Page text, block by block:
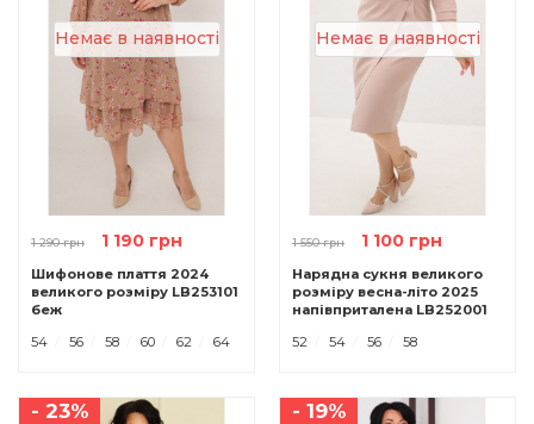
Немає в наявності
1 290 грн 1 190 грн
Шифонове плаття 2024
великого розміру LB253101
беж
54
56 58 60 62 64
Немає в наявності
1 550 грн 1 100 грн
Нарядна сукня великого
розміру весна-літо 2025
напівприталена LB252001
52
54 56 58
- 23% - 19%